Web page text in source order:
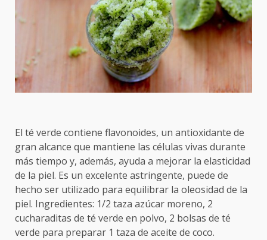
El té verde contiene flavonoides, un antioxidante de
gran alcance que mantiene las células vivas durante
más tiempo y, además, ayuda a mejorar la elasticidad
de la piel. Es un excelente astringente, puede de
hecho ser utilizado para equilibrar la oleosidad de la
piel. Ingredientes: 1/2 taza azúcar moreno, 2
cucharaditas de té verde en polvo, 2 bolsas de té
verde para preparar 1 taza de aceite de coco.